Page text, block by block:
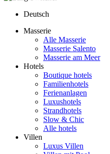
Deutsch
Masserie
Alle Masserie
Masserie Salento
Masserie am Meer
Hotels
Boutique hotels
Familienhotels
Ferienanlagen
Luxushotels
Strandhotels
Slow & Chic
Alle hotels
Villen
Luxus Villen